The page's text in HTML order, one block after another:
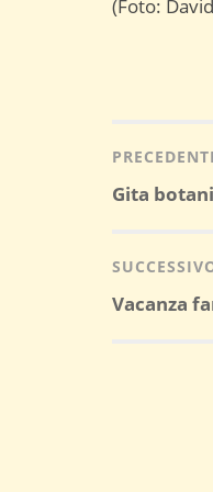
(Foto:
Post
Gita
Post
Vacanza